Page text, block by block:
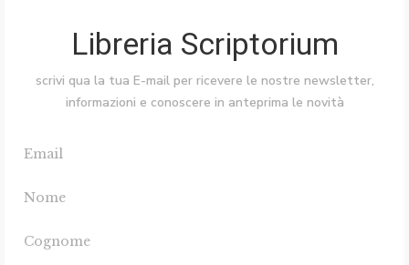
Libreria Scriptorium
scrivi qua la tua E-mail per ricevere le nostre newsletter,
informazioni e conoscere in anteprima le novità